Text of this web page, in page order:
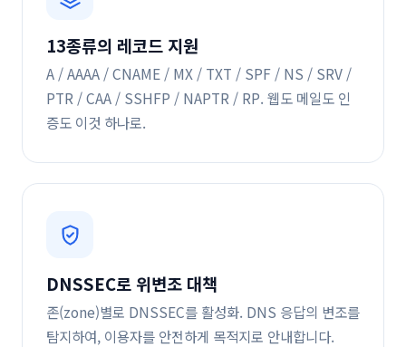
13종류의 레코드 지원
A / AAAA / CNAME / MX / TXT / SPF / NS / SRV /
PTR / CAA / SSHFP / NAPTR / RP. 웹도 메일도 인
증도 이것 하나로.
DNSSEC로 위변조 대책
존(zone)별로 DNSSEC를 활성화. DNS 응답의 변조를
탐지하여, 이용자를 안전하게 목적지로 안내합니다.